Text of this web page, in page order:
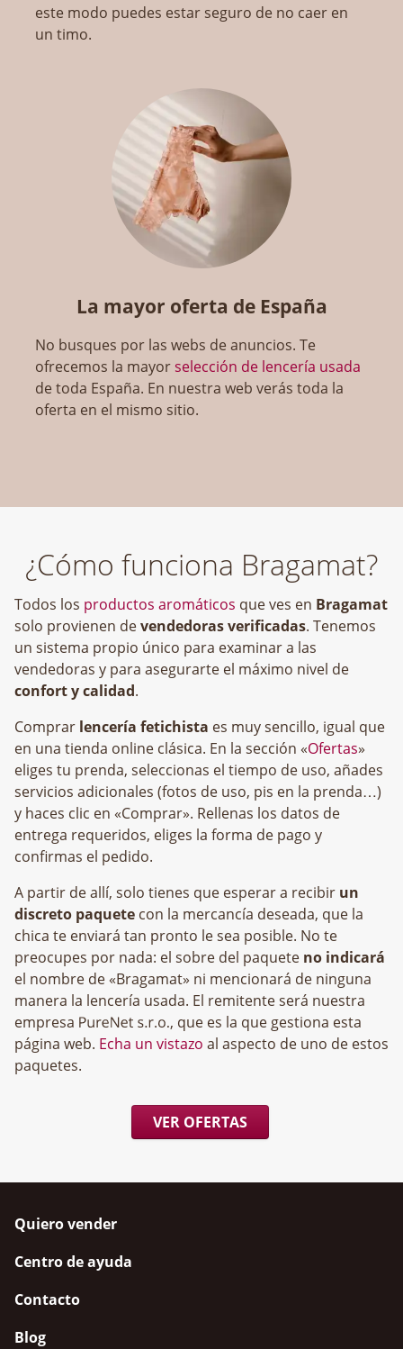
este modo puedes estar seguro de no caer en
un timo.
La mayor oferta de España
No busques por las webs de anuncios. Te
ofrecemos la mayorselección de lencería usada
de toda España. En nuestra web verás toda la
oferta en el mismo sitio.
¿Cómo funciona Bragamat?
Todos los productos aromáticos que ves en Bragamat
solo provienen devendedoras verificadas. Tenemos
un sistema propio único para examinar a las
vendedoras y para asegurarte el máximo nivel de
confort y calidad.
Comprar lencería fetichista es muy sencillo, igual que
en una tienda online clásica. En la sección «Ofertas»
eliges tu prenda, seleccionas el tiempo de uso, añades
servicios adicionales (fotos de uso, pis en la prenda…)
y haces clic en «Comprar». Rellenas los datos de
entrega requeridos, eliges la forma de pago y
confirmas el pedido.
A partir de allí, solo tienes que esperar a recibir un
discreto paquete con la mercancía deseada, que la
chica te enviará tan pronto le sea posible. No te
preocupes por nada: el sobre del paquete no indicará
el nombre de «Bragamat» ni mencionará de ninguna
manera la lencería usada. El remitente será nuestra
empresa
, que es la que gestiona esta
página web. Echa un vistazo al aspecto de uno de estos
paquetes.
VER OFERTAS
Quiero vender
Centro de ayuda
Contacto
Blog